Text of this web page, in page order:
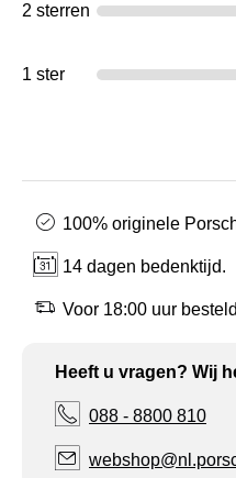
2 sterren
1 ster
100% originele
14 dagen bedenktijd.
Voor 18:00 uur
Heeft u vragen? Wij
088 - 8800 810